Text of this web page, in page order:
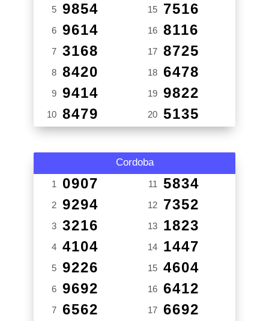
5 9854
6 9614
7 3168
8 8420
9 9414
10 8479
15 7516
16 8116
17 8725
18 6478
19 9822
20 5135
Cordoba
1 0907
2 9294
3 3216
4 4104
5 9226
6 9692
7 6562
11 5834
12 7352
13 1823
14 1447
15 4604
16 6412
17 6692